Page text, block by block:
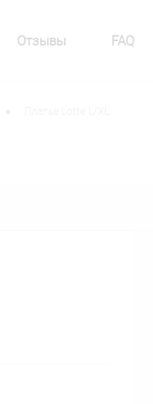
Отзывы FAQ